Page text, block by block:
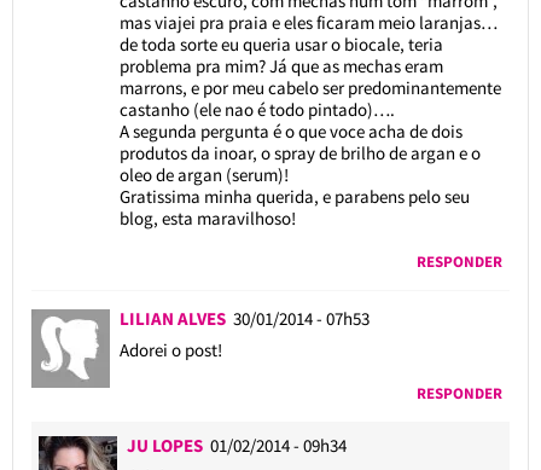
mas viajei pra praia e eles ficaram meio laranjas…
de toda sorte eu queria usar o biocale, teria
problema pra mim? Já que as mechas eram
marrons, e por meu cabelo ser predominantemente
castanho (ele nao é todo pintado)….
A segunda pergunta é o que voce acha de dois
produtos da inoar, o spray de brilho de argan e o
oleo de argan (serum)!
Gratissima minha querida, e parabens pelo seu
blog, esta maravilhoso!
RESPONDER
LILIAN ALVES 30/01/2014 - 07h53
Adorei o post!
RESPONDER
JU LOPES 01/02/2014 - 09h34